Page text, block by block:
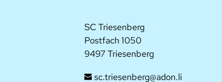
SC Triesenberg
Postfach 1050
9497 Triesenberg
sc.triesenberg@adon.li